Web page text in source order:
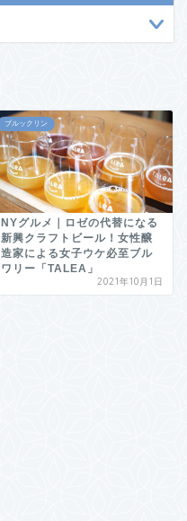
ブルックリン
NYグルメ｜ロゼの代替になる
新興クラフトビール！女性醸
造家による女子ウケ必至ブル
ワリー「TALEA」
2021年10月1日